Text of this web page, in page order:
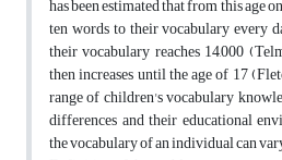
has been estimated that from this age
ten words to their vocabulary every
their vocabulary reaches 14,000
then increases until the age of 17
range of children's vocabulary
differences and their educational
the vocabulary of an individual can